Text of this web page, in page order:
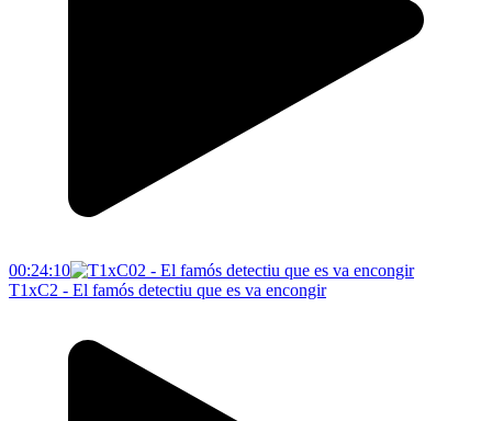
00:24:10
T1xC2 - El famós detectiu que es va encongir